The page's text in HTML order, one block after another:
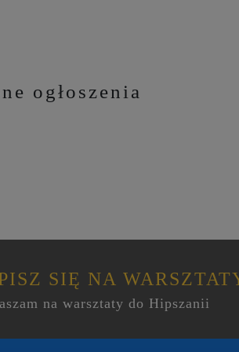
ogłoszenia
SIĘ NA
na warsztaty do Hipszanii